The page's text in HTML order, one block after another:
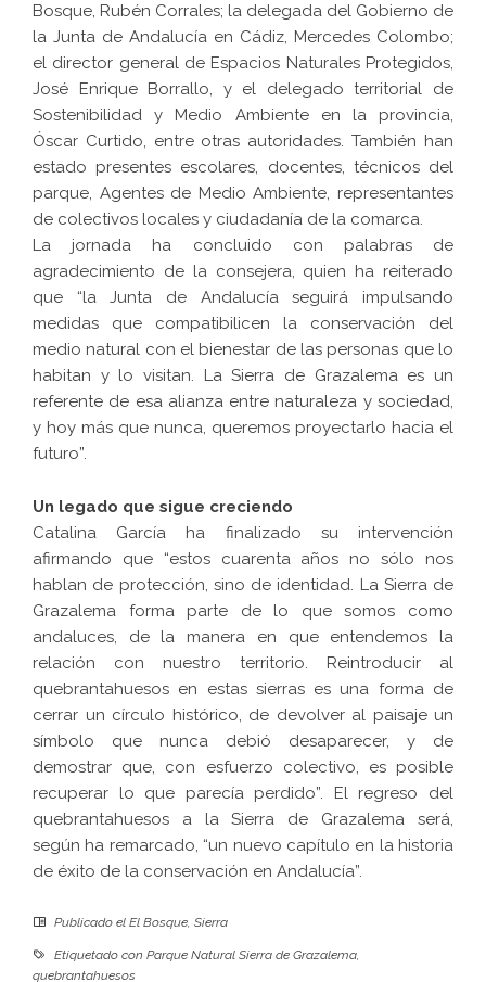
Bosque, Rubén Corrales; la delegada del Gobierno de
la Junta de Andalucía en Cádiz, Mercedes Colombo;
el director general de Espacios Naturales Protegidos,
José Enrique Borrallo, y el delegado territorial de
Sostenibilidad y Medio Ambiente en la provincia,
Óscar Curtido, entre otras autoridades. También han
estado presentes escolares, docentes, técnicos del
parque, Agentes de Medio Ambiente, representantes
de colectivos locales y ciudadanía de la comarca.
La jornada ha concluido con palabras de
agradecimiento de la consejera, quien ha reiterado
que “la Junta de Andalucía seguirá impulsando
medidas que compatibilicen la conservación del
medio natural con el bienestar de las personas que lo
habitan y lo visitan. La Sierra de Grazalema es un
referente de esa alianza entre naturaleza y sociedad,
y hoy más que nunca, queremos proyectarlo hacia el
futuro”.
Un legado que sigue creciendo
Catalina García ha finalizado su intervención
afirmando que “estos cuarenta años no sólo nos
hablan de protección, sino de identidad. La Sierra de
Grazalema forma parte de lo que somos como
andaluces, de la manera en que entendemos la
relación con nuestro territorio. Reintroducir al
quebrantahuesos en estas sierras es una forma de
cerrar un círculo histórico, de devolver al paisaje un
símbolo que nunca debió desaparecer, y de
demostrar que, con esfuerzo colectivo, es posible
recuperar lo que parecía perdido”. El regreso del
quebrantahuesos a la Sierra de Grazalema será,
según ha remarcado, “un nuevo capítulo en la historia
de éxito de la conservación en Andalucía”.
Publicado el El Bosque, Sierra
Etiquetado con Parque Natural Sierra de Grazalema,
quebrantahuesos